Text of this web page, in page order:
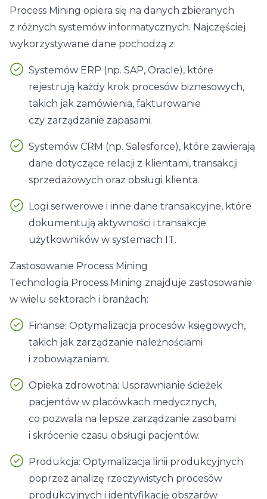
Process Mining opiera się na danych zbieranych
z różnych systemów informatycznych. Najczęściej
wykorzystywane dane pochodzą z:
Systemów ERP (np. SAP, Oracle), które
rejestrują każdy krok procesów biznesowych,
takich jak zamówienia, fakturowanie
czy zarządzanie zapasami.
Systemów CRM (np. Salesforce), które zawierają
dane dotyczące relacji z klientami, transakcji
sprzedażowych oraz obsługi klienta.
Logi serwerowe i inne dane transakcyjne, które
dokumentują aktywności i transakcje
użytkowników w systemach IT.
Zastosowanie Process Mining
Technologia Process Mining znajduje zastosowanie
w wielu sektorach i branżach:
Finanse: Optymalizacja procesów księgowych,
takich jak zarządzanie należnościami
i zobowiązaniami.
Opieka zdrowotna: Usprawnianie ścieżek
pacjentów w placówkach medycznych,
co pozwala na lepsze zarządzanie zasobami
i skrócenie czasu obsługi pacjentów.
Produkcja: Optymalizacja linii produkcyjnych
poprzez analizę rzeczywistych procesów
produkcyjnych i identyfikację obszarów